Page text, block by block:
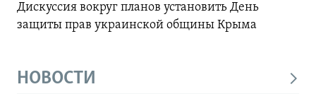
Дискуссия вокруг планов установить День
защиты прав украинской общины Крыма
НОВОСТИ